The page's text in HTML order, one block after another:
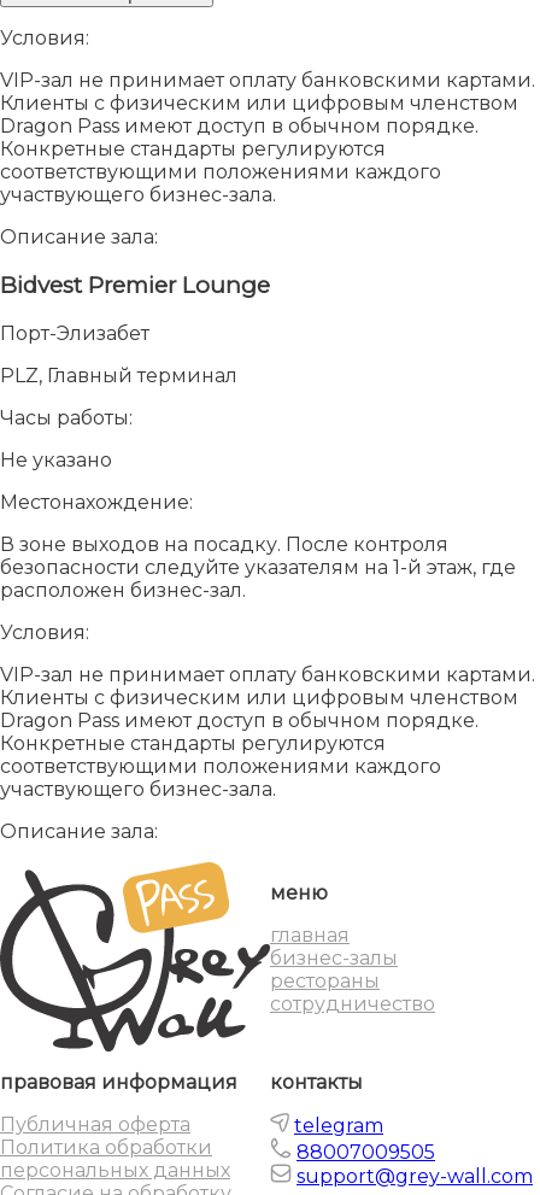
Условия:
VIP-зал не принимает оплату банковскими картами.
Клиенты с физическим или цифровым членством
Dragon Pass имеют доступ в обычном порядке.
Конкретные стандарты регулируются
соответствующими положениями каждого
участвующего бизнес-зала.
Описание зала:
Bidvest Premier Lounge
Порт-Элизабет
PLZ, Главный терминал
Часы работы:
Не указано
Местонахождение:
В зоне выходов на посадку. После контроля
безопасности следуйте указателям на 1-й этаж, где
расположен бизнес-зал.
Условия:
VIP-зал не принимает оплату банковскими картами.
Клиенты с физическим или цифровым членством
Dragon Pass имеют доступ в обычном порядке.
Конкретные стандарты регулируются
соответствующими положениями каждого
участвующего бизнес-зала.
Описание зала:
меню
главная
бизнес-залы
рестораны
сотрудничество
правовая информация
Публичная оферта
Политика обработки
персональных данных
контакты
telegram
88007009505
support@grey-wall.com